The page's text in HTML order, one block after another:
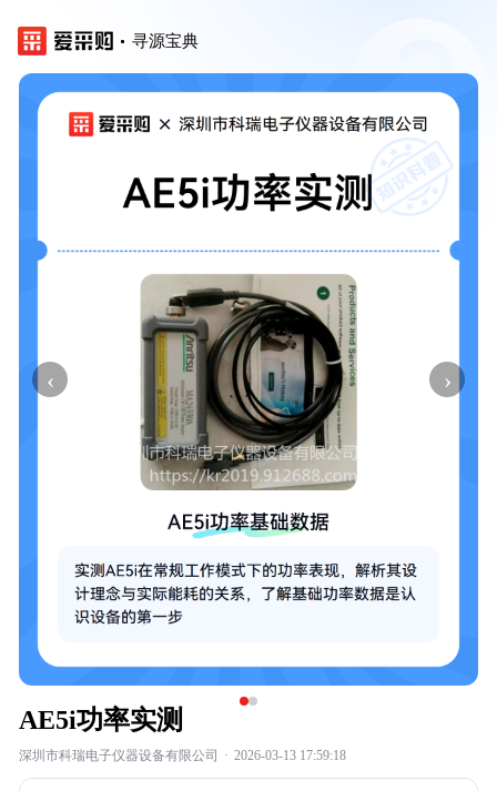
寻源宝典
‹ ›
AE5i功率实测
深圳市科瑞电子仪器设备有限公司 · 2026-03-13 17:59:18